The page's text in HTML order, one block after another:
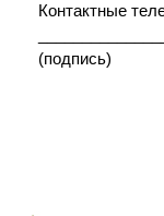
Контактные
(подпись)